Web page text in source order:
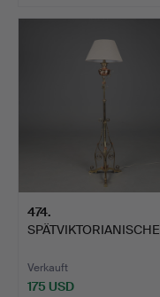
474.
SPÄTVIKTORIANISCHE
MESSING U…
Verkauft
175 USD